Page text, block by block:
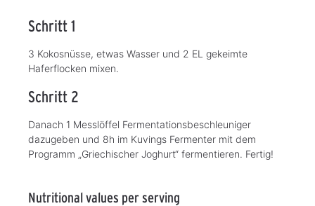
Schritt 1
3 Kokosnüsse, etwas Wasser und 2 EL gekeimte
Haferflocken mixen.
Schritt 2
Danach 1 Messlöffel Fermentationsbeschleuniger
dazugeben und 8h im Kuvings Fermenter mit dem
Programm „Griechischer Joghurt“ fermentieren. Fertig!
Nutritional values per serving